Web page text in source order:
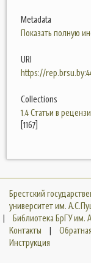
Metadata
Показать полную
URI
https://
Collections
1.4 Статьи в
[1167]
Брестский
университет им.
|
Библиотека БрГУ им.
Контакты
|
Инструкция